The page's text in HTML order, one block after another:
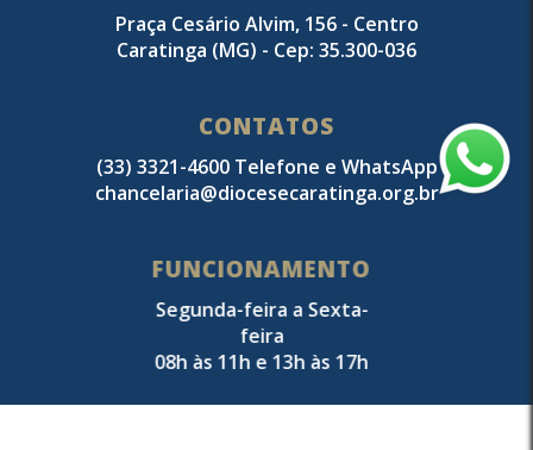
Praça Cesário Alvim, 156 - Centro
Caratinga (MG) - Cep: 35.300-036
CONTATOS
(33) 3321-4600 Telefone e WhatsApp
chancelaria@diocesecaratinga.org.br
FUNCIONAMENTO
Segunda-feira a Sexta-
feira
08h às 11h e 13h às 17h